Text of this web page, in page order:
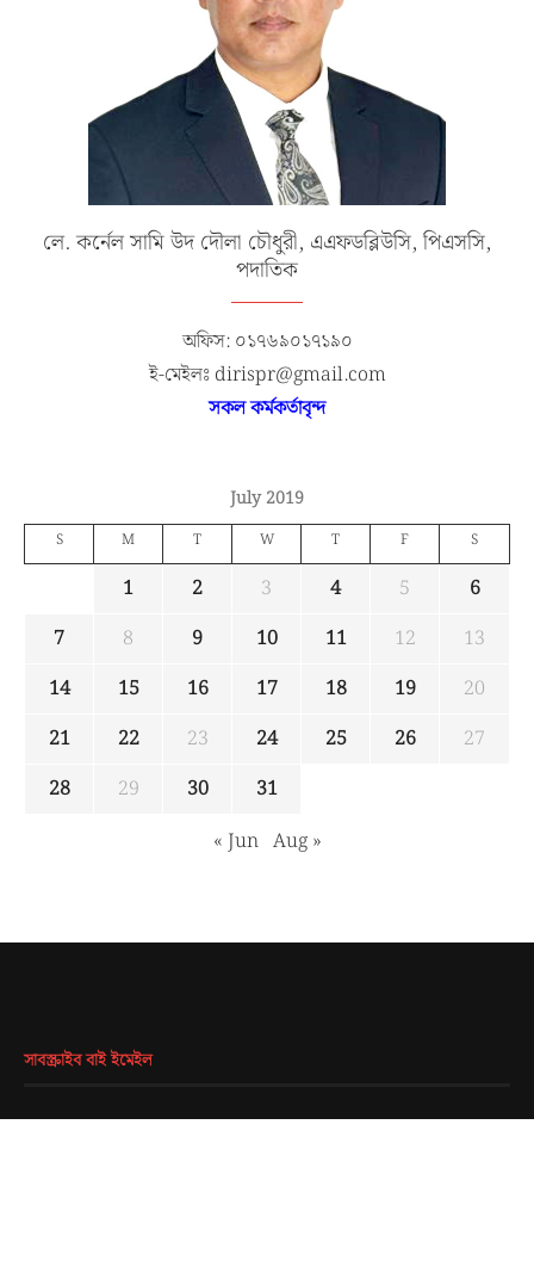
লে. কর্নেল সামি উদ দৌলা চৌধুরী, এএফডব্লিউসি, পিএসসি,
পদাতিক
অফিস: ০১৭৬৯০১৭১৯০
ই-মেইলঃ dirispr@gmail.com
সকল কর্মকর্তাবৃন্দ
July 2019
S M T W T F S
1 2 3 4 5
6
7
8 9 10 11 12
13
14
15 16 17 18 19
20
21
22 23 24 25 26
27
28
29 30
31
« Jun Aug »
সাবস্ক্রাইব বাই ইমেইল